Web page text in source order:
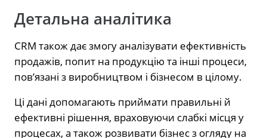
Детальна аналітика
CRM також дає змогу аналізувати ефективність
продажів, попит на продукцію та інші процеси,
пов’язані з виробництвом і бізнесом в цілому.
Ці дані допомагають приймати правильні й
ефективні рішення, враховуючи слабкі місця у
процесах, а також розвивати бізнес з огляду на